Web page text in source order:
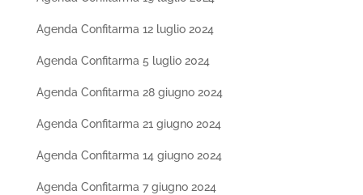
Agenda Confitarma 12 luglio 2024
Agenda Confitarma 5 luglio 2024
Agenda Confitarma 28 giugno 2024
Agenda Confitarma 21 giugno 2024
Agenda Confitarma 14 giugno 2024
Agenda Confitarma 7 giugno 2024